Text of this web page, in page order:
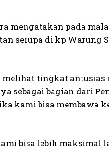
mengatakan pada
serupa di kp Warung
tingkat antusias
sebagai bagian dari
kami bisa membawa
bisa lebih maksimal